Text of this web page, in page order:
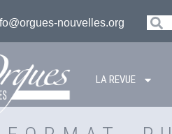
nouvelles.org
LA REVUE